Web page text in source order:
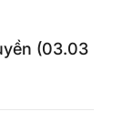
(03.03